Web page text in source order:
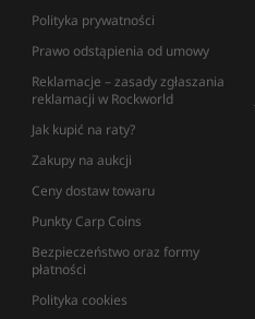
Polityka prywatności
Prawo odstąpienia od umowy
Reklamacje – zasady zgłaszania
reklamacji w Rockworld
Jak kupić na raty?
Zakupy na aukcji
Ceny dostaw towaru
Punkty Carp Coins
Bezpieczeństwo oraz formy
płatności
Polityka cookies